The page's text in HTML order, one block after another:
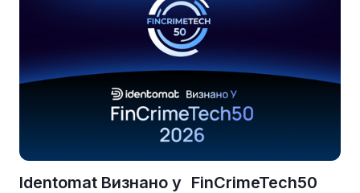
Identomat Визнано у FinCrimeTech50